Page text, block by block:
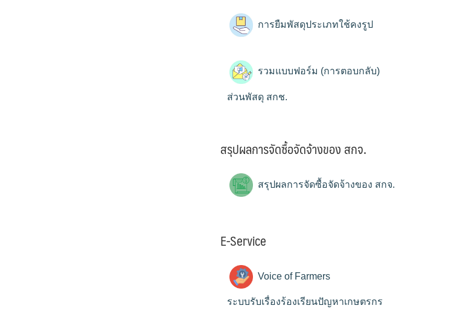
การยืมพัสดุประเภทใช้คงรูป
รวมแบบฟอร์ม (การตอบกลับ)
ส่วนพัสดุ สกช.
สรุปผลการจัดซื้อจัดจ้างของ สกจ.
สรุปผลการจัดซื้อจัดจ้างของ สกจ.
E-Service
Voice of Farmers
ระบบรับเรื่องร้องเรียนปัญหาเกษตรกร